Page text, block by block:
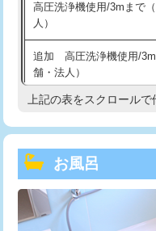
高圧洗浄機使用/3mまで
人）
追加 高圧洗浄機使用/
舗・法人）
高度高圧洗浄換
トーラー機使用/3mまで
追加トーラー機使用/3m超
上記の表をスクロール
お風呂